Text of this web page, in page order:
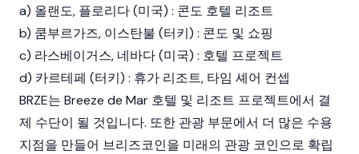
a) 올랜도, 플로리다 (미국) : 콘도 호텔 리조트
b) 쿰부르가즈, 이스탄불 (터키) : 콘도 및 쇼핑
c) 라스베이거스, 네바다 (미국) : 호텔 프로젝트
d) 카르테페 (터키) : 휴가 리조트, 타임 셰어 컨셉
BRZE는 Breeze de Mar 호텔 및 리조트 프로젝트에서 결
제 수단이 될 것입니다. 또한 관광 부문에서 더 많은 수용
지점을 만들어 브리즈코인을 미래의 관광 코인으로 확립